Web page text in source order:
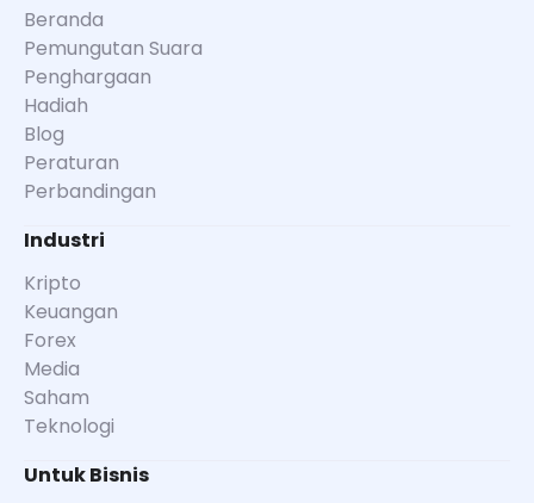
Beranda
Pemungutan Suara
Penghargaan
Hadiah
Blog
Peraturan
Perbandingan
Industri
Kripto
Keuangan
Forex
Media
Saham
Teknologi
Untuk Bisnis